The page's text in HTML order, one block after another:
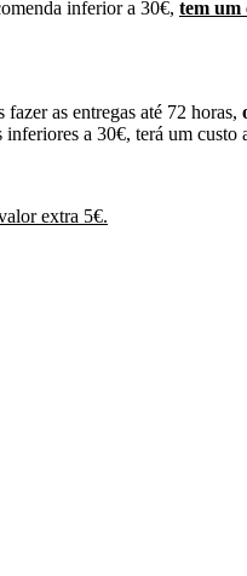
inferior a 30€, tem um
as entregas até 72 horas,
a 30€, terá um
extra 5€.